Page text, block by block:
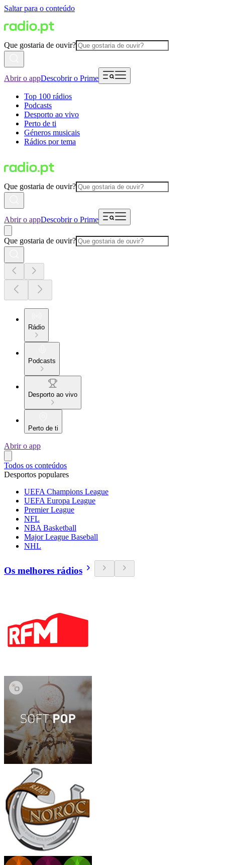
Saltar para o conteúdo
Que gostaria de ouvir?
Abrir o appDescobrir o Prime
Top 100 rádios
Podcasts
Desporto ao vivo
Perto de ti
Géneros musicais
Rádios por tema
Que gostaria de ouvir?
Abrir o appDescobrir o Prime
Que gostaria de ouvir?
Rádio
Podcasts
Desporto ao vivo
Perto de ti
Abrir o app
Todos os conteúdos
Desportos populares
UEFA Champions League
UEFA Europa League
Premier League
NFL
NBA Basketball
Major League Baseball
NHL
Os melhores rádios